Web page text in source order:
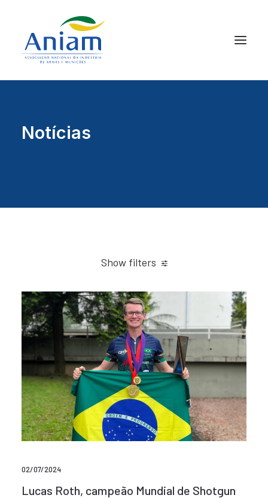
Notícias
Show filters
02/07/2024
Lucas Roth, campeão Mundial de Shotgun